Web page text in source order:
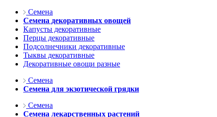
Семена
Семена декоративных овощей
Капусты декоративные
Перцы декоративные
Подсолнечники декоративные
Тыквы декоративные
Декоративные овощи разные
Семена
Семена для экзотической грядки
Семена
Семена лекарственных растений